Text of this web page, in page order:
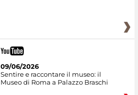
09/06/2026
Sentire e raccontare il museo: il
Museo di Roma a Palazzo Braschi